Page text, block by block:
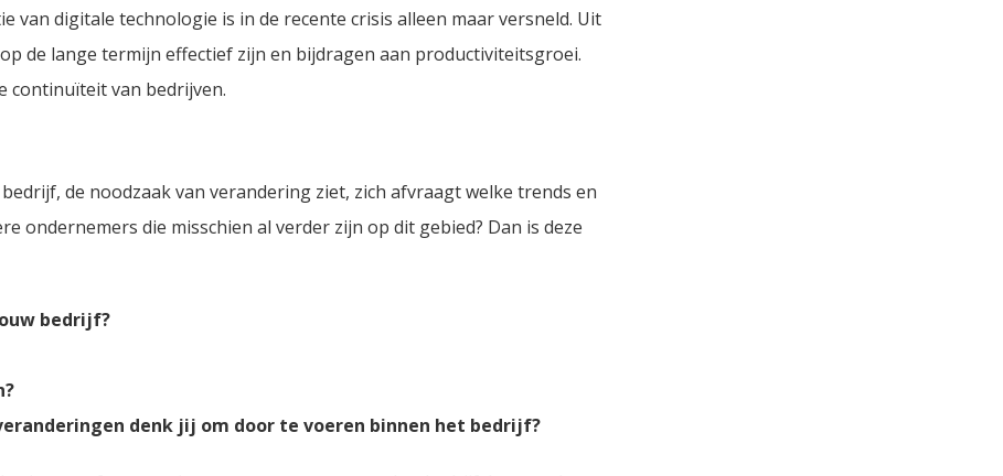
van digitale technologie is in de recente crisis alleen maar versneld. Uit
de lange termijn effectief zijn en bijdragen aan productiviteitsgroei.
continuïteit van bedrijven.
de noodzaak van verandering ziet, zich afvraagt welke trends en
ondernemers die misschien al verder zijn op dit gebied? Dan is deze
bedrijf?
denk jij om door te voeren binnen het bedrijf?